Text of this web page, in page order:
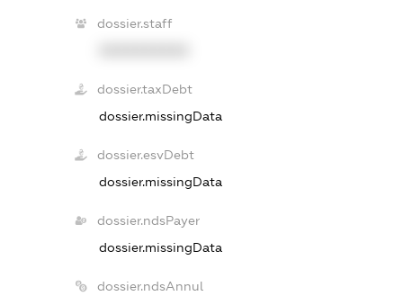
dossier.staff
dossier.taxDebt
dossier.missingData
dossier.esvDebt
dossier.missingData
dossier.ndsPayer
dossier.missingData
dossier.ndsAnnul